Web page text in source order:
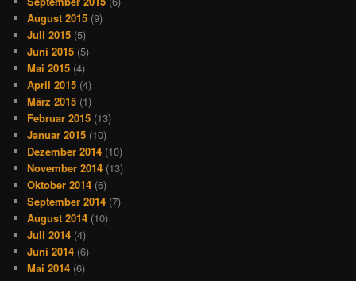
August 2015 (9)
Juli 2015 (5)
Juni 2015 (5)
Mai 2015 (4)
April 2015 (4)
März 2015 (1)
Februar 2015 (13)
Januar 2015 (10)
Dezember 2014 (10)
November 2014 (13)
Oktober 2014 (6)
September 2014 (7)
August 2014 (10)
Juli 2014 (4)
Juni 2014 (6)
Mai 2014 (6)